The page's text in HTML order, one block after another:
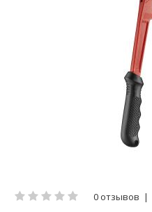
0 отзывов |